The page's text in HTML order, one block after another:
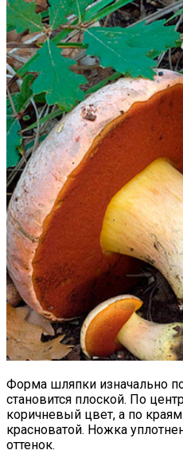
Форма шляпки изначально
становится плоской. По
коричневый цвет, а по
красноватой. Ножка
оттенок.